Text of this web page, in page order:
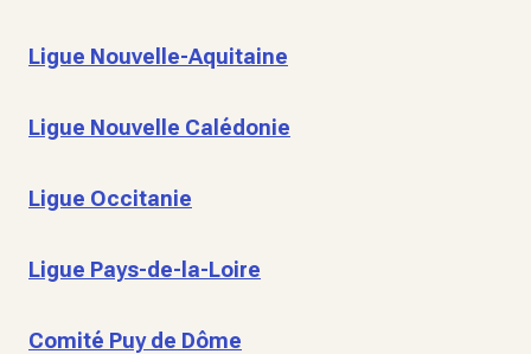
Ligue Nouvelle-Aquitaine
Ligue Nouvelle Calédonie
Ligue Occitanie
Ligue Pays-de-la-Loire
Comité Puy de Dôme